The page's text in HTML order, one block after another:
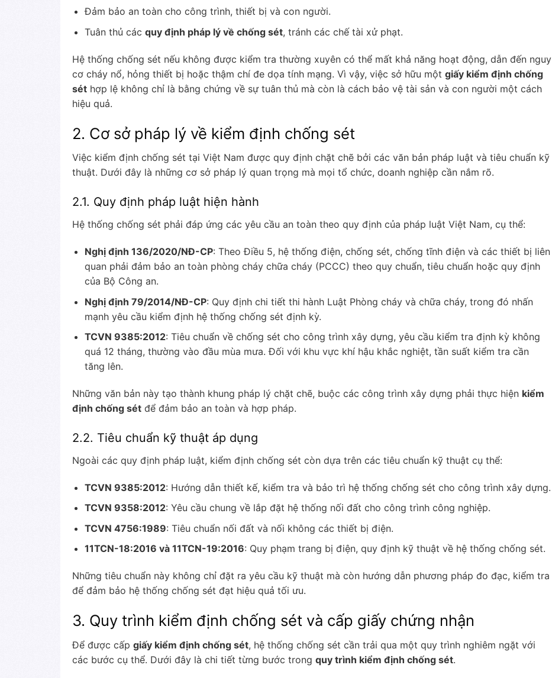
Đảm bảo an toàn cho công trình, thiết bị và con người.
Tuân thủ các quy định pháp lý về chống sét, tránh các chế tài xử phạt.
Hệ thống chống sét nếu không được kiểm tra thường xuyên có thể mất khả năng hoạt động, dẫn đến nguy
cơ cháy nổ, hỏng thiết bị hoặc thậm chí đe dọa tính mạng. Vì vậy, việc sở hữu một giấy kiểm định chống
sét hợp lệ không chỉ là bằng chứng về sự tuân thủ mà còn là cách bảo vệ tài sản và con người một cách
hiệu quả.
2. Cơ sở pháp lý về kiểm định chống sét
Việc kiểm định chống sét tại Việt Nam được quy định chặt chẽ bởi các văn bản pháp luật và tiêu chuẩn kỹ
thuật. Dưới đây là những cơ sở pháp lý quan trọng mà mọi tổ chức, doanh nghiệp cần nắm rõ.
2.1. Quy định pháp luật hiện hành
Hệ thống chống sét phải đáp ứng các yêu cầu an toàn theo quy định của pháp luật Việt Nam, cụ thể:
Nghị định 136/2020/NĐ-CP: Theo Điều 5, hệ thống điện, chống sét, chống tĩnh điện và các thiết bị liên
quan phải đảm bảo an toàn phòng cháy chữa cháy (PCCC) theo quy chuẩn, tiêu chuẩn hoặc quy định
của Bộ Công an.
Nghị định 79/2014/NĐ-CP: Quy định chi tiết thi hành Luật Phòng cháy và chữa cháy, trong đó nhấn
mạnh yêu cầu kiểm định hệ thống chống sét định kỳ.
TCVN 9385:2012: Tiêu chuẩn về chống sét cho công trình xây dựng, yêu cầu kiểm tra định kỳ không
quá 12 tháng, thường vào đầu mùa mưa. Đối với khu vực khí hậu khắc nghiệt, tần suất kiểm tra cần
tăng lên.
Những văn bản này tạo thành khung pháp lý chặt chẽ, buộc các công trình xây dựng phải thực hiện kiểm
định chống sét để đảm bảo an toàn và hợp pháp.
2.2. Tiêu chuẩn kỹ thuật áp dụng
Ngoài các quy định pháp luật, kiểm định chống sét còn dựa trên các tiêu chuẩn kỹ thuật cụ thể:
TCVN 9385:2012: Hướng dẫn thiết kế, kiểm tra và bảo trì hệ thống chống sét cho công trình xây dựng.
TCVN 9358:2012: Yêu cầu chung về lắp đặt hệ thống nối đất cho công trình công nghiệp.
TCVN 4756:1989: Tiêu chuẩn nối đất và nối không các thiết bị điện.
11TCN-18:2016 và 11TCN-19:2016: Quy phạm trang bị điện, quy định kỹ thuật về hệ thống chống sét.
Những tiêu chuẩn này không chỉ đặt ra yêu cầu kỹ thuật mà còn hướng dẫn phương pháp đo đạc, kiểm tra
để đảm bảo hệ thống chống sét đạt hiệu quả tối ưu.
3. Quy trình kiểm định chống sét và cấp giấy chứng nhận
Để được cấp giấy kiểm định chống sét, hệ thống chống sét cần trải qua một quy trình nghiêm ngặt với
các bước cụ thể. Dưới đây là chi tiết từng bước trong quy trình kiểm định chống sét.